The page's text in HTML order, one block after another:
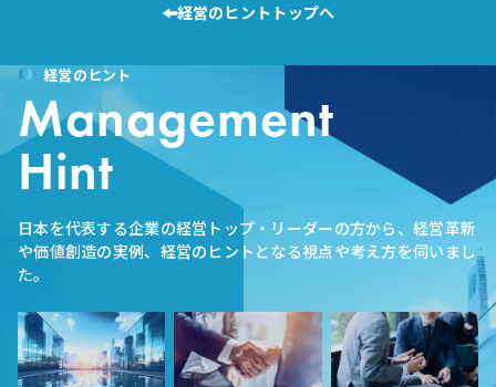
経営のヒントトップへ
経営のヒント
Management
Hint
日本を代表する企業の経営トップ・リーダーの方から、経営革新
や価値創造の実例、経営のヒントとなる視点や考え方を伺いまし
た。